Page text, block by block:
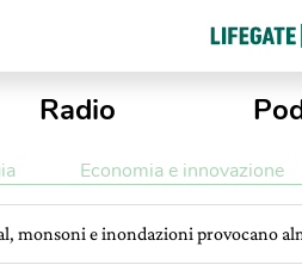
Radio
Economia e innovazione
monsoni e inondazioni provocano